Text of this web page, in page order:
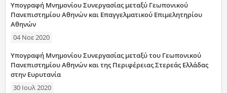
Υπογραφή Μνημονίου Συνεργασίας μεταξύ Γεωπονικού
Πανεπιστημίου Αθηνών και Επαγγελματικού Επιμελητηρίου
Αθηνών
04 Νοε 2020
Υπογραφή Μνημονίου Συνεργασίας μεταξύ του Γεωπονικού
Πανεπιστημίου Αθηνών και της Περιφέρειας Στερεάς Ελλάδας
στην Ευρυτανία
30 Ιουλ 2020